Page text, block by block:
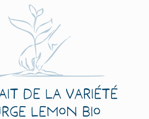
de la variété
Lemon Bio